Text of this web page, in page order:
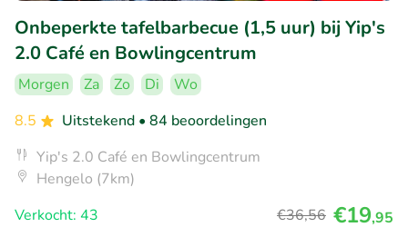
Onbeperkte tafelbarbecue (1,5 uur) bij Yip's
2.0 Café en Bowlingcentrum
Morgen Za Zo Di
Wo
8.5
Uitstekend • 84 beoordelingen
Yip's 2.0 Café en Bowlingcentrum
Hengelo (7km)
Verkocht: 43
€36,56 €19,95